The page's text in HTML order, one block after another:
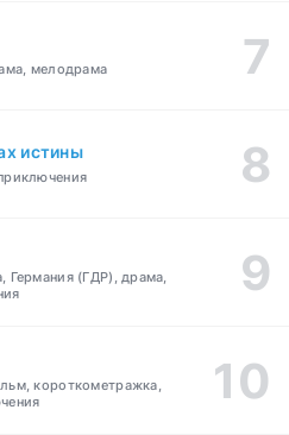
мелодрама
истины
(ГДР), драма,
короткометражка,